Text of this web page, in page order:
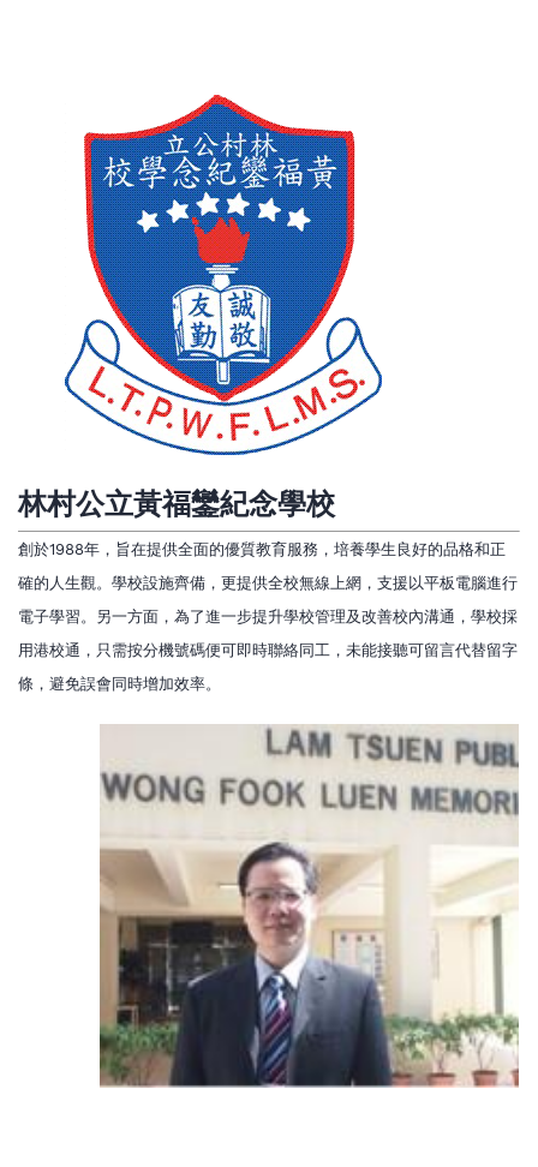
林村公立黃福鑾紀念學校
創於1988年，旨在提供全面的優質教育服務，培養學生良好的品格和正
確的人生觀。學校設施齊備，更提供全校無線上網，支援以平板電腦進行
電子學習。另一方面，為了進一步提升學校管理及改善校內溝通，學校採
用港校通，只需按分機號碼便可即時聯絡同工，未能接聽可留言代替留字
條，避免誤會同時增加效率。